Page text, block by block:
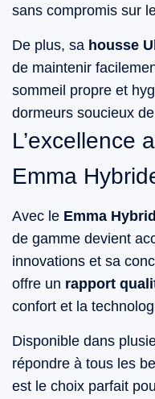
sans compromis sur
De plus, sa housse
de maintenir
sommeil propre et
dormeurs soucieux
L’excellence
Emma
Avec le Emma
de gamme devient
innovations et sa
offre un rapport
confort et la
Disponible dans
répondre à tous les
est le choix parfait